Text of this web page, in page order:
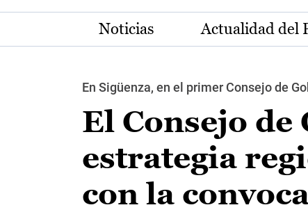
Noticias Actualidad del
En Sigüenza, en el primer Consejo de
El Consejo
estrategia
con la